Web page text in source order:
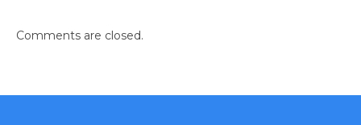
Comments are closed.